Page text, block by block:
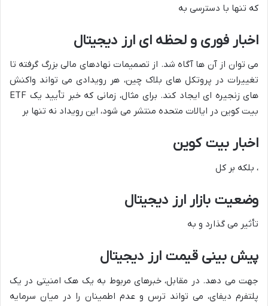
که تنها با دسترسی به
اخبار فوری و لحظه ای ارز دیجیتال
می توان از آن ها آگاه شد. از تصمیمات نهادهای مالی بزرگ گرفته تا
تغییرات در پروتکل های بلاک چین، هر رویدادی می تواند واکنش
های زنجیره ای ایجاد کند. برای مثال، زمانی که خبر تأیید یک ETF
بیت کوین در ایالات متحده منتشر می شود، این رویداد نه تنها بر
اخبار بیت کوین
، بلکه بر کل
وضعیت بازار ارز دیجیتال
تأثیر می گذارد و به
پیش بینی قیمت ارز دیجیتال
جهت می دهد. در مقابل، خبرهای مربوط به یک هک امنیتی در یک
پلتفرم دیفای، می تواند ترس و عدم اطمینان را در میان سرمایه